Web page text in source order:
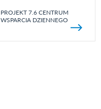
PROJEKT 7.6 CENTRUM
WSPARCIA DZIENNEGO